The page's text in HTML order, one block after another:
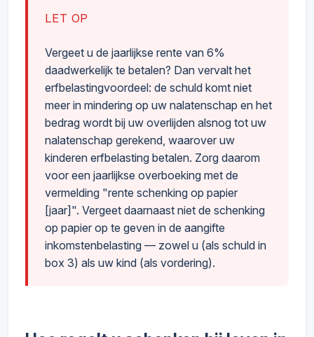
LET OP
Vergeet u de jaarlijkse rente van 6%
daadwerkelijk te betalen? Dan vervalt het
erfbelastingvoordeel: de schuld komt niet
meer in mindering op uw nalatenschap en het
bedrag wordt bij uw overlijden alsnog tot uw
nalatenschap gerekend, waarover uw
kinderen erfbelasting betalen. Zorg daarom
voor een jaarlijkse overboeking met de
vermelding "rente schenking op papier
[jaar]". Vergeet daarnaast niet de schenking
op papier op te geven in de aangifte
inkomstenbelasting — zowel u (als schuld in
box 3) als uw kind (als vordering).